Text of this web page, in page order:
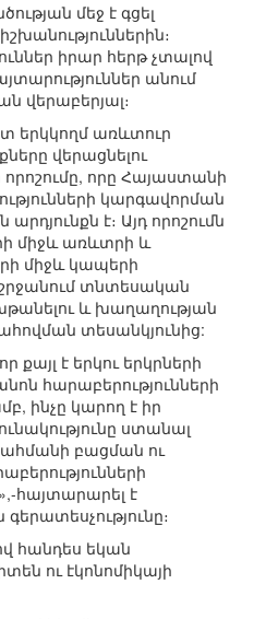
մեջ է գցել
իրար հերթ չտալով
անում
վերաբերյալ։
երկկողմ առևտուր
վերացնելու
որոշումը, որը Հայաստանի
կարգավորման
է։ Այդ որոշումն
միջև առևտրի և
միջև կապերի
տնտեսական
և խաղաղության
տեսանկյունից:
քայլ է երկու երկրների
հարաբերությունների
ինչը կարող է իր
ստանալ
բացման ու
հայտարարել է
հանդես եկան
ու էկոնոմիկայի